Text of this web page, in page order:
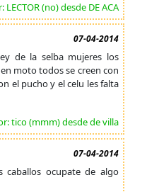
LECTOR (no) desde DE ACA
07-04-2014
de la selba mujeres los
moto todos se creen con
el pucho y el celu les falta
tico (mmm) desde de villa
07-04-2014
caballos ocupate de algo